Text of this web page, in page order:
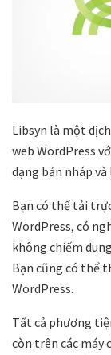
Libsyn là một
web WordPress
dạng bản nháp
Bạn có thể tải
WordPress, có
không chiếm
Bạn cũng có thể
WordPress.
Tất cả phương
còn trên các máy